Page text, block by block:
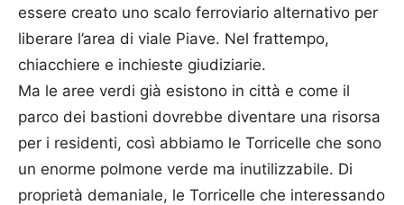
essere creato uno scalo ferroviario alternativo per
liberare l’area di viale Piave. Nel frattempo,
chiacchiere e inchieste giudiziarie.
Ma le aree verdi già esistono in città e come il
parco dei bastioni dovrebbe diventare una risorsa
per i residenti, così abbiamo le Torricelle che sono
un enorme polmone verde ma inutilizzabile. Di
proprietà demaniale, le Torricelle che interessando